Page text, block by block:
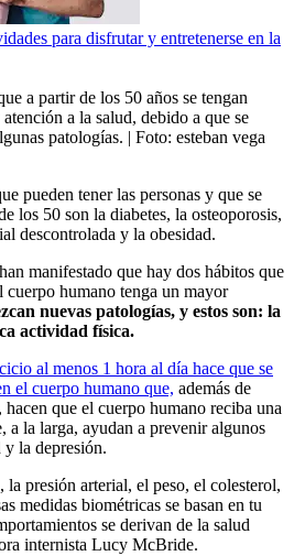
para disfrutar y entretenerse en la
a partir de los 50 años se tengan
a la salud, debido a que se
patologías. | Foto: esteban vega
pueden tener las personas y que se
los 50 son la diabetes, la osteoporosis,
descontrolada y la obesidad.
manifestado que hay dos hábitos que
cuerpo humano tenga un mayor
nuevas patologías, y estos son: la
actividad física.
al menos 1 hora al día hace que se
el cuerpo humano que, además de
que el cuerpo humano reciba una
a la larga, ayudan a prevenir algunos
y la depresión.
la presión arterial, el peso, el colesterol,
medidas biométricas se basan en tu
se derivan de la salud
internista Lucy McBride.